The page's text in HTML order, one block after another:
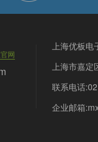
网
上海优板电
上海市嘉定
联系电话
企业邮箱